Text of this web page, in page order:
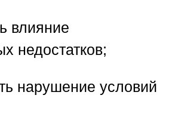
влияние
недостатков;
нарушение условий